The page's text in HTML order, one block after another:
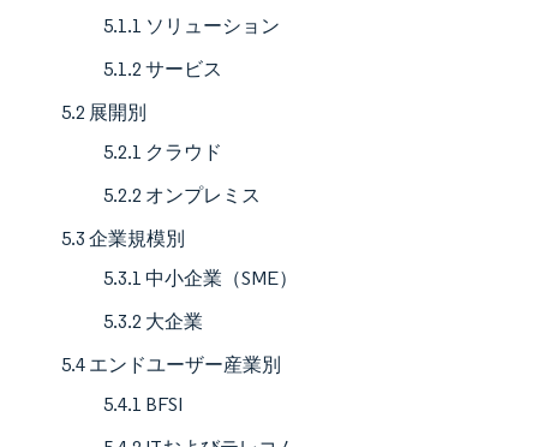
5.1.1 ソリューション
5.1.2 サービス
5.2 展開別
5.2.1 クラウド
5.2.2 オンプレミス
5.3 企業規模別
5.3.1 中小企業（SME）
5.3.2 大企業
5.4 エンドユーザー産業別
5.4.1 BFSI